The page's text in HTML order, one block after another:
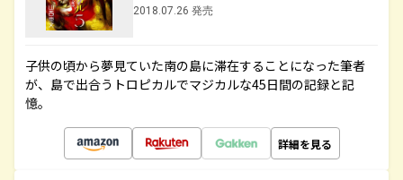
2018.07.26 発売
子供の頃から夢見ていた南の島に滞在することになった筆者
が、島で出合うトロピカルでマジカルな45日間の記録と記
憶。
詳細を見る